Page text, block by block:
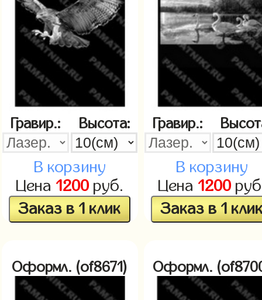
Гравир.: Высота:
В корзину
Цена 1200руб.
Заказ в 1 клик
Гравир.:
В корзину
Цена 1200
Заказ в 1
Оформл. (of8671) Оформл.